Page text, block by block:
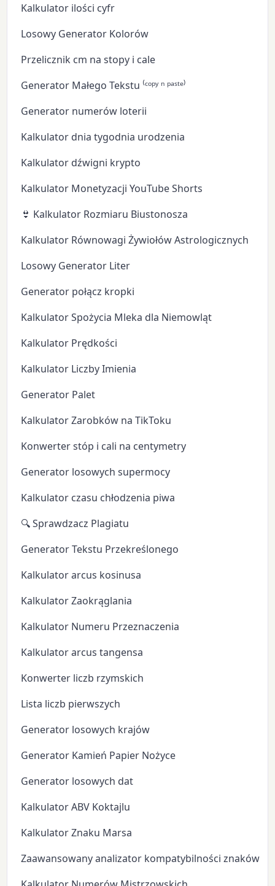
Kalkulator ilości cyfr
Losowy Generator Kolorów
Przelicznik cm na stopy i cale
Generator Małego Tekstu ⁽ᶜᵒᵖʸ ⁿ ᵖᵃˢᵗᵉ⁾
Generator numerów loterii
Kalkulator dnia tygodnia urodzenia
Kalkulator dźwigni krypto
Kalkulator Monetyzacji YouTube Shorts
👙 Kalkulator Rozmiaru Biustonosza
Kalkulator Równowagi Żywiołów Astrologicznych
Losowy Generator Liter
Generator połącz kropki
Kalkulator Spożycia Mleka dla Niemowląt
Kalkulator Prędkości
Kalkulator Liczby Imienia
Generator Palet
Kalkulator Zarobków na TikToku
Konwerter stóp i cali na centymetry
Generator losowych supermocy
Kalkulator czasu chłodzenia piwa
🔍 Sprawdzacz Plagiatu
Generator Tekstu Przekreślonego
Kalkulator arcus kosinusa
Kalkulator Zaokrąglania
Kalkulator Numeru Przeznaczenia
Kalkulator arcus tangensa
Konwerter liczb rzymskich
Lista liczb pierwszych
Generator losowych krajów
Generator Kamień Papier Nożyce
Generator losowych dat
Kalkulator ABV Koktajlu
Kalkulator Znaku Marsa
Zaawansowany analizator kompatybilności znaków